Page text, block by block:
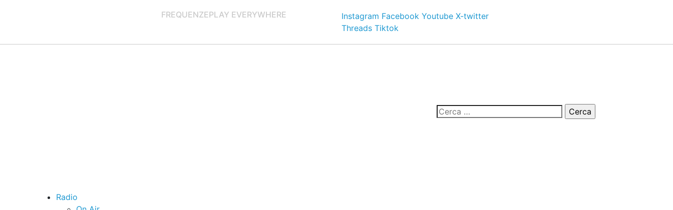
FREQUENZEPLAY EVERYWHERE Instagram Facebook Youtube X-twitter
Threads Tiktok
Radio